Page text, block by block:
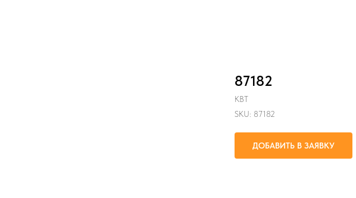
87182
КВТ
SKU: 87182
ДОБАВИТЬ В ЗАЯВКУ